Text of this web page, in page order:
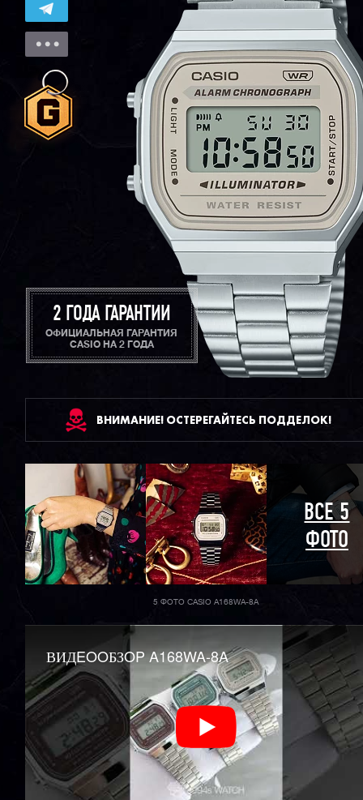
2 ГОДА ГАРАНТИИ
ОФИЦИАЛЬНАЯ ГАРАНТИЯ
CASIO НА 2 ГОДА
ВНИМАНИЕ! ОСТЕРЕГАЙТЕСЬ ПОДДЕЛОК!
ВСЕ 5
ФОТО
5 ФОТО CASIO A168WA-8A
ВИДEOOБЗOP A168WA-8A